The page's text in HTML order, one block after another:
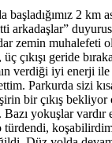
başladığımız 2 km
arkadaşlar”
zemin muhalefeti
çıkışı geride
verdiği iyi enerji
Parkurda sizi
bir çıkış bekliyor
yokuşlar vardır